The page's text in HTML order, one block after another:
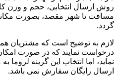
روش ارسال انتخابی، حجم و وزن
مسافت تا شهر مقصد، بصورت
گردد.
لازم به توضیح است که مشتریان
درخواست نمایند که در صورت
نماید، اما انتخاب این گزینه
ارسال رایگان سفارش نمی باشد.